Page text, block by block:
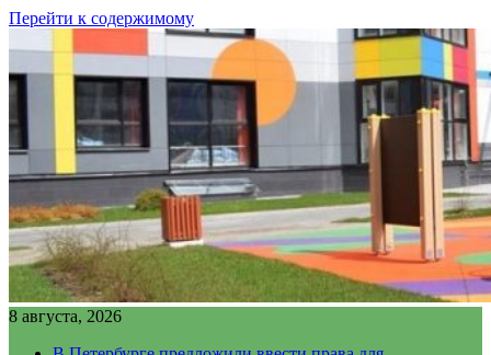
Перейти к содержимому
8 августа, 2026